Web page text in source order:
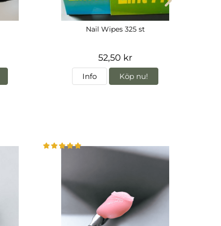
Nail Wipes 325 st
52,50 kr
Info Köp nu!